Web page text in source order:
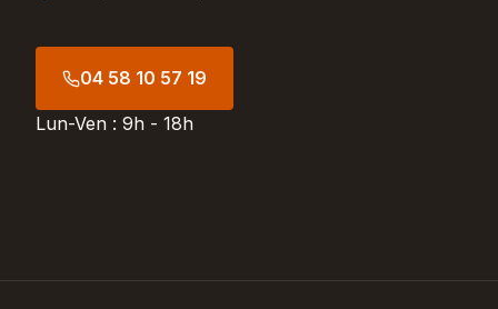
04 58 10 57 19
Lun-Ven : 9h - 18h